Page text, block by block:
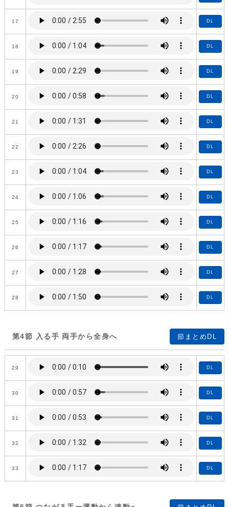
17 DL
18 DL
19 DL
20 DL
21 DL
22 DL
23 DL
24 DL
25 DL
26 DL
27 DL
28 DL
第4節 入る手 両手から全身へ 節まとめDL
29 DL
30 DL
31 DL
32 DL
33 DL